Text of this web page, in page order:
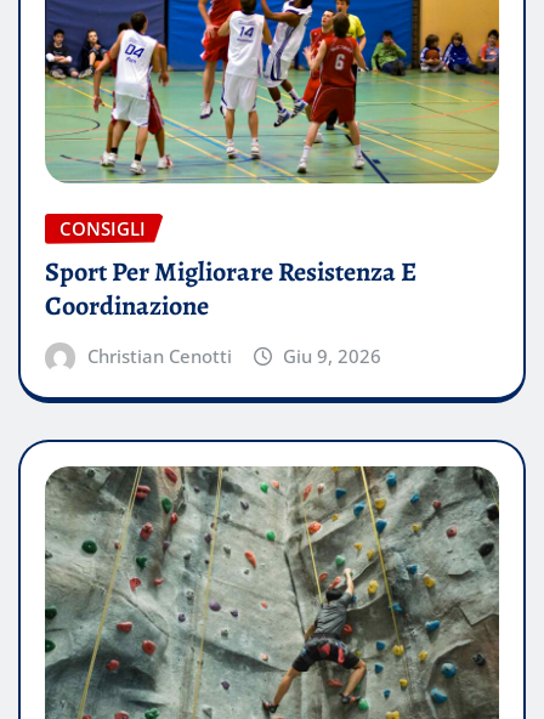
CONSIGLI
Sport Per Migliorare Resistenza E
Coordinazione
Christian Cenotti Giu 9, 2026